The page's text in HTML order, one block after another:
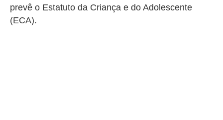
prevê o Estatuto da Criança e do Adolescente
(ECA).